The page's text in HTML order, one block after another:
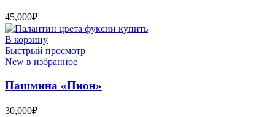
45,000₽
В корзину
Быстрый просмотр
New в избранное
Пашмина «Пион»
30,000₽